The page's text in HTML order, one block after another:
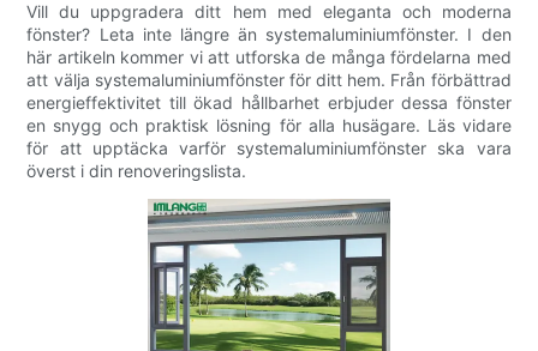
Vill du uppgradera ditt hem med eleganta och moderna
fönster? Leta inte längre än systemaluminiumfönster. I den
här artikeln kommer vi att utforska de många fördelarna med
att välja systemaluminiumfönster för ditt hem. Från förbättrad
energieffektivitet till ökad hållbarhet erbjuder dessa fönster
en snygg och praktisk lösning för alla husägare. Läs vidare
för att upptäcka varför systemaluminiumfönster ska vara
överst i din renoveringslista.